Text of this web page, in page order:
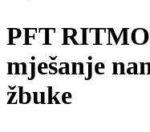
PFT
mješanje
žbuke